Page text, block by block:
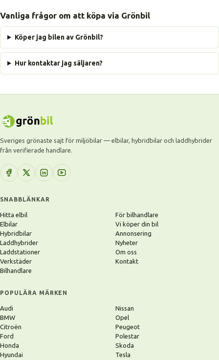
Vanliga frågor om att köpa via Grönbil
Köper jag bilen av Grönbil?
Hur kontaktar jag säljaren?
Sveriges grönaste sajt för miljöbilar — elbilar, hybridbilar och laddhybrider
från verifierade handlare.
SNABBLÄNKAR
Hitta elbil
Elbilar
Hybridbilar
Laddhybrider
Laddstationer
Verkstäder
Bilhandlare
För bilhandlare
Vi köper din bil
Annonsering
Nyheter
Om oss
Kontakt
POPULÄRA MÄRKEN
Audi
BMW
Citroën
Ford
Honda
Hyundai
Nissan
Opel
Peugeot
Polestar
Skoda
Tesla